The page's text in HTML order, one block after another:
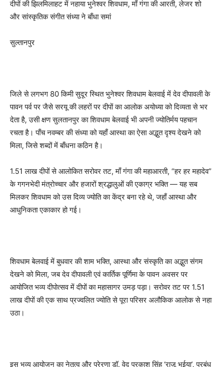
दीपों की झिलमिलाहट में नहाया भुनेश्वर शिवधाम, माँ गंगा की आरती, लेजर शो
और सांस्कृतिक संगीत संध्या ने बाँधा समां
सुल्तानपुर
जिले से लगभग 80 किमी सुदूर स्थित भुनेश्वर शिवधाम बेलवाई में देव दीपावली के
पावन पर्व पर जैसे सरयू की लहरों पर दीपों का आलोक अयोध्या को दिव्यता से भर
देता है, उसी क्षण सुलतानपुर का शिवधाम बेलवाई भी अपनी ज्योतिर्मय पहचान
रचता है। पाँच नवम्बर की संध्या को यहाँ आस्था का ऐसा अद्भुत दृश्य देखने को
मिला, जिसे शब्दों में बाँधना कठिन है।
1.51 लाख दीपों से आलोकित सरोवर तट, माँ गंगा की महाआरती, “हर हर महादेव”
के गगनभेदी मंत्रोच्चार और हजारों श्रद्धालुओं की एकाग्र भक्ति — यह सब
मिलकर शिवधाम को उस दिव्य ज्योति का केंद्र बना रहे थे, जहाँ आस्था और
आधुनिकता एकाकार हो गई।
शिवधाम बेलवाई में बुधवार की शाम भक्ति, आस्था और संस्कृति का अद्भुत संगम
देखने को मिला, जब देव दीपावली एवं कार्तिक पूर्णिमा के पावन अवसर पर
आयोजित भव्य दीपोत्सव में दीपों का महासागर उमड़ पड़ा। सरोवर तट पर 1.51
लाख दीपों की एक साथ प्रज्वलित ज्योति से पूरा परिसर अलौकिक आलोक से नहा
उठा।
इस भव्य आयोजन का नेतृत्व और प्रेरणा डॉ. वेद प्रकाश सिंह ‘राजू भईया’, प्रबंध